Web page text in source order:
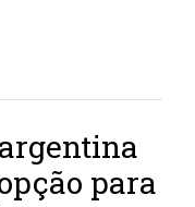
para